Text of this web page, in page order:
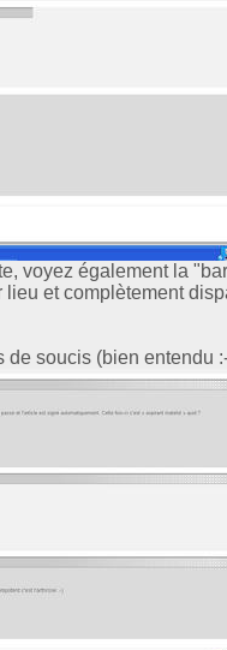
voyez également la
et complètement
de soucis (bien entendu